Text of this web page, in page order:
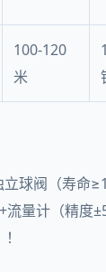
100-120
米
立球阀（寿命
量计（精度